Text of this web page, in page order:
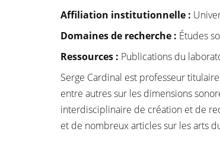
Affiliation institutionnelle :
Domaines de recherche : Études
Ressources : Publications du
Serge Cardinal est professeur
entre autres sur les dimensions
interdisciplinaire de création et de
et de nombreux articles sur les arts